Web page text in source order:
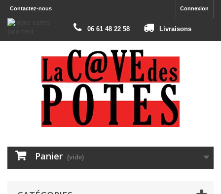
Connexion
Contactez-nous
06 61 48 22 58 Livraisons
Panier (vide)